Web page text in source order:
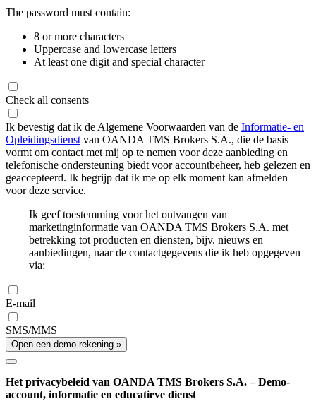
The password must contain:
8 or more characters
Uppercase and lowercase letters
At least one digit and special character
Check all consents
Ik bevestig dat ik de Algemene Voorwaarden van de Informatie- en
Opleidingsdienst van OANDA TMS Brokers S.A., die de basis
vormt om contact met mij op te nemen voor deze aanbieding en
telefonische ondersteuning biedt voor accountbeheer, heb gelezen en
geaccepteerd. Ik begrijp dat ik me op elk moment kan afmelden
voor deze service.
Ik geef toestemming voor het ontvangen van
marketinginformatie van OANDA TMS Brokers S.A. met
betrekking tot producten en diensten, bijv. nieuws en
aanbiedingen, naar de contactgegevens die ik heb opgegeven
via:
E-mail
SMS/MMS
Open een demo-rekening »
Het privacybeleid van OANDA TMS Brokers S.A. – Demo-
account, informatie en educatieve dienst